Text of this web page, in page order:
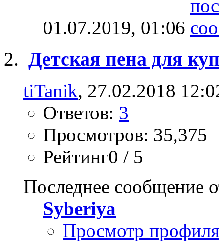
01.07.2019, 01:06
Детская пена для
tiTanik, 27.02.2018
Ответов: 3
Просмотров: 35,375
Рейтинг0 / 5
Последнее сообщение
Syberiya
Просмотр профиля